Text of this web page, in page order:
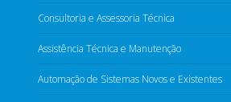
Consultoria e Assessoria Técnica​
Assistência Técnica e Manutenção​
Automação de Sistemas Novos e Existentes